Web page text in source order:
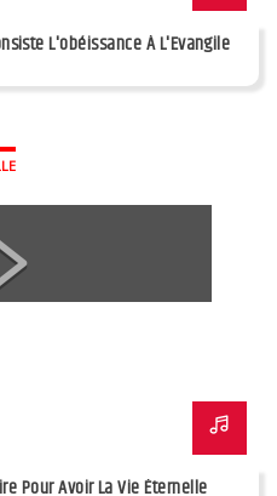
L'obéissance À L'Evangile
Pour Avoir La Vie Éternelle